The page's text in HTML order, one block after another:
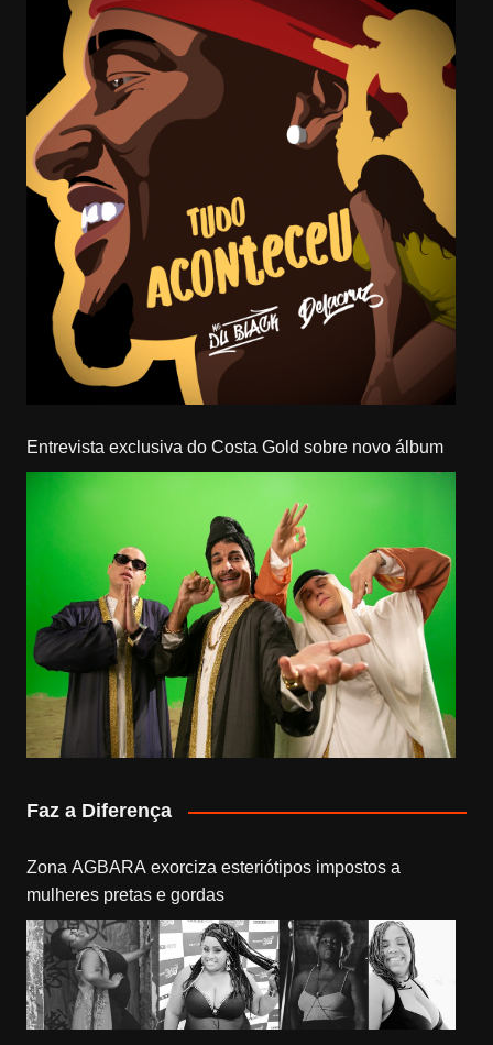
Entrevista exclusiva do Costa Gold sobre novo álbum
Faz a Diferença
Zona AGBARA exorciza esteriótipos impostos a
mulheres pretas e gordas